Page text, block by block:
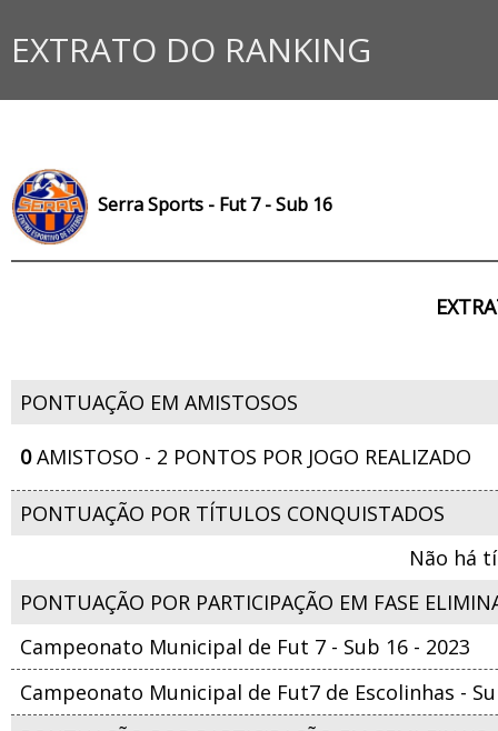
EXTRATO DO RANKING
Serra Sports - Fut 7 - Sub 16
PONTUAÇÃO EM AMISTOSOS
0AMISTOSO - 2 PONTOS POR JOGO REALIZADO
PONTUAÇÃO POR TÍTULOS CONQUISTADOS
Não há
PONTUAÇÃO POR PARTICIPAÇÃO EM FASE
Campeonato Municipal de Fut 7 - Sub 16 - 2023
Campeonato Municipal de Fut7 de Escolinhas -